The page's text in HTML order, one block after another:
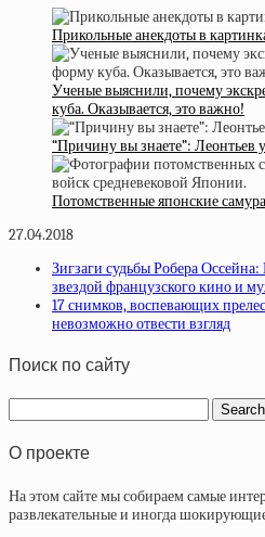
Прикольные анекдоты в
Ученые выяснили, почему
куба. Оказывается, это важно!
“Причину вы знаете”: Леонтьев
Потомственные японские
27.04.2018
Зигзаги судьбы Робера
звездой французского кино и
17 снимков, воспевающих
невозможно отвести взгляд
Поиск по сайту
О проекте
На этом сайте мы собираем самые
развлекательные и иногда